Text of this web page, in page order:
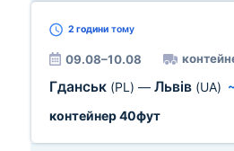
2 години тому
09.08–10.08
Гданськ (PL) — Львів (UA)
контейнер 40фут